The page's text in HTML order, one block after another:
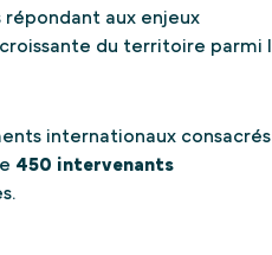
aux enjeux
du territoire parmi
internationaux consacrés
450 intervenants